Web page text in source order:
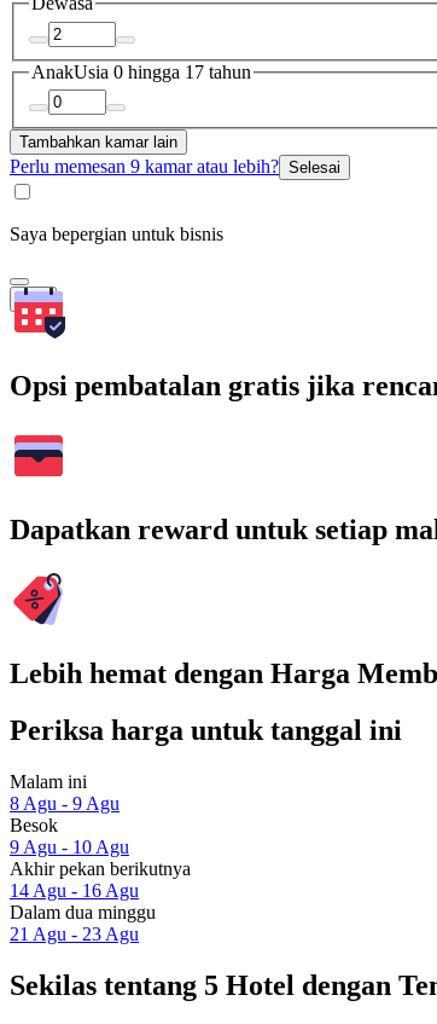
AnakUsia 0 hingga 17 tahun
Tambahkan kamar lain
Perlu memesan 9 kamar atau lebih? Selesai
Saya bepergian untuk bisnis
Cari
Opsi pembatalan gratis jika
Dapatkan reward untuk setiap
Lebih hemat dengan Harga
Periksa harga untuk tanggal ini
Malam ini
8 Agu - 9 Agu
Besok
9 Agu - 10 Agu
Akhir pekan berikutnya
14 Agu - 16 Agu
Dalam dua minggu
21 Agu - 23 Agu
Sekilas tentang 5 Hotel dengan